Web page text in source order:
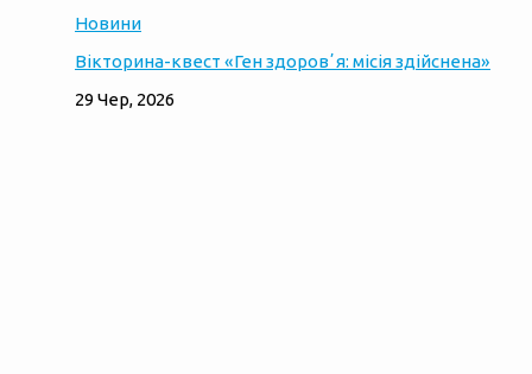
Новини
Вікторина-квест «Ген здоровʼя: місія здійснена»
29 Чер, 2026